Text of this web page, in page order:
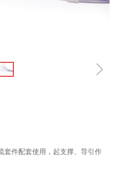
ꁇ
套件配套使用，起支撑、导引作